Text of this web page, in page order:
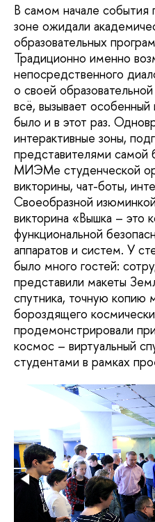
В самом начале события
зоне ожидали
образовательных
Традиционно именно
непосредственного
о своей
всё, вызывает особенный
было и в этот раз.
интерактивные зоны,
представителями самой
МИЭМе студенческой
викторины, чат-боты,
Своеобразной
викторина «Вышка – это
функциональной
аппаратов и систем. У
было много гостей:
представили макеты
спутника, точную копию
бороздящего
продемонстрировали
космос – виртуальный
студентами в рамках